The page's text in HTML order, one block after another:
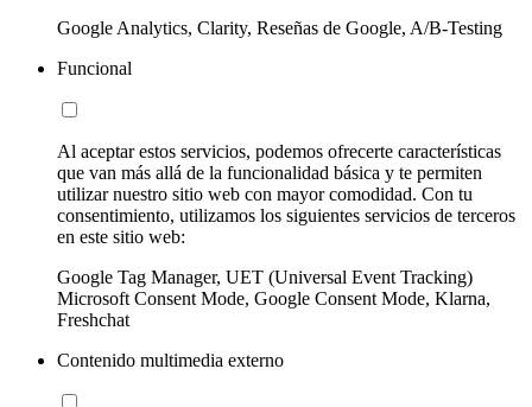
Google Analytics, Clarity, Reseñas de Google, A/B-Testing
Funcional
Al aceptar estos servicios, podemos ofrecerte características
que van más allá de la funcionalidad básica y te permiten
utilizar nuestro sitio web con mayor comodidad. Con tu
consentimiento, utilizamos los siguientes servicios de terceros
en este sitio web:
Google Tag Manager, UET (Universal Event Tracking)
Microsoft Consent Mode, Google Consent Mode, Klarna,
Freshchat
Contenido multimedia externo